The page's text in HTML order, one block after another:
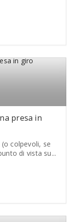
presa in
(o colpevoli, se
di vista su...